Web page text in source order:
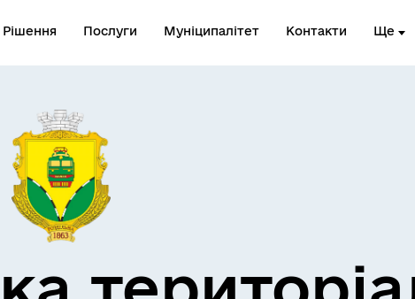
Рішення Послуги Муніципалітет Контакти Ще
Пам’яті військових громади
Квитки на потяг для